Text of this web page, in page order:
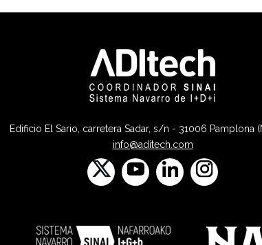
Edificio El Sario, carretera Sadar, s/n - 31006 Pamplona
info@aditech.com